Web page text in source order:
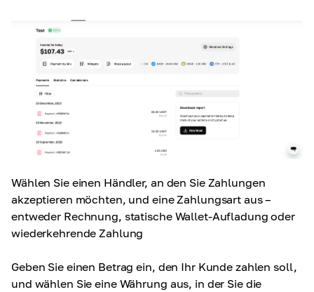
Wählen Sie einen Händler, an den Sie Zahlungen
akzeptieren möchten, und eine Zahlungsart aus –
entweder Rechnung, statische Wallet-Aufladung oder
wiederkehrende Zahlung
Geben Sie einen Betrag ein, den Ihr Kunde zahlen soll,
und wählen Sie eine Währung aus, in der Sie die